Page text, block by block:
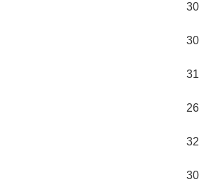
30
30
31
26
32
30